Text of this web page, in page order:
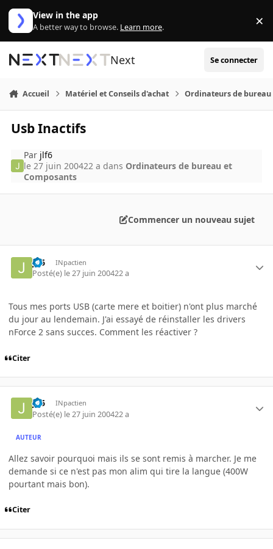
Aller au contenu
View in the app
A better way to browse. Learn more. ×
Next Se connecter
Accueil Matériel et Conseils d'achat Ordinateurs de bureau
Usb Inactifs
Par jlf6
le 27 juin 200422 a dans Ordinateurs de bureau et
Composants
Commencer un nouveau sujet
jlf6 INpactien
Posté(e) le 27 juin 200422 a
Tous mes ports USB (carte mere et boitier) n'ont plus marché
du jour au lendemain. J'ai essayé de réinstaller les drivers
nForce 2 sans succes. Comment les réactiver ?
Citer
jlf6 INpactien
Posté(e) le 27 juin 200422 a
AUTEUR
Allez savoir pourquoi mais ils se sont remis à marcher. Je me
demande si ce n'est pas mon alim qui tire la langue (400W
pourtant mais bon).
Citer